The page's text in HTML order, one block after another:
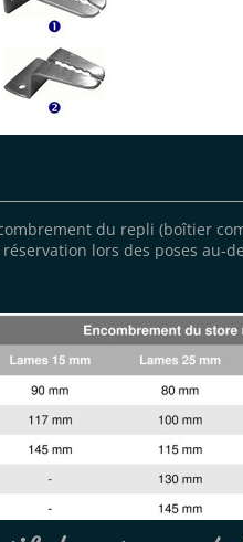
du repli (boîtier
réservation lors des poses au-